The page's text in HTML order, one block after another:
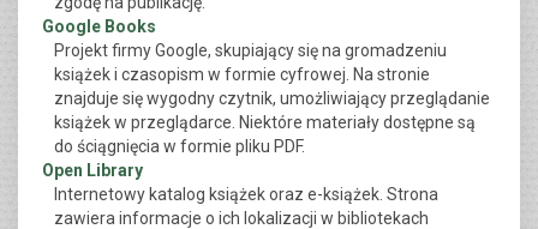
Google Books
Projekt firmy Google, skupiający się na gromadzeniu
książek i czasopism w formie cyfrowej. Na stronie
znajduje się wygodny czytnik, umożliwiający przeglądanie
książek w przeglądarce. Niektóre materiały dostępne są
do ściągnięcia w formie pliku PDF.
Open Library
Internetowy katalog książek oraz e-książek. Strona
zawiera informacje o ich lokalizacji w bibliotekach